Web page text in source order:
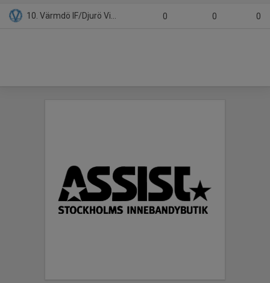
10. Värmdö IF/Djurö Vindö IF 0 0 0